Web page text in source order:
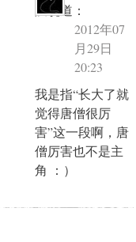
队说道：
2012年07
月29日
20:23
我是指“长大了就
觉得唐僧很厉
害”这一段啊，唐
僧厉害也不是主
角 ：）